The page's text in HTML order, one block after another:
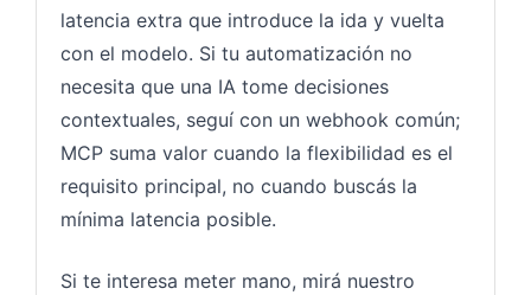
latencia extra que introduce la ida y vuelta
con el modelo. Si tu automatización no
necesita que una IA tome decisiones
contextuales, seguí con un webhook común;
MCP suma valor cuando la flexibilidad es el
requisito principal, no cuando buscás la
mínima latencia posible.
Si te interesa meter mano, mirá nuestro